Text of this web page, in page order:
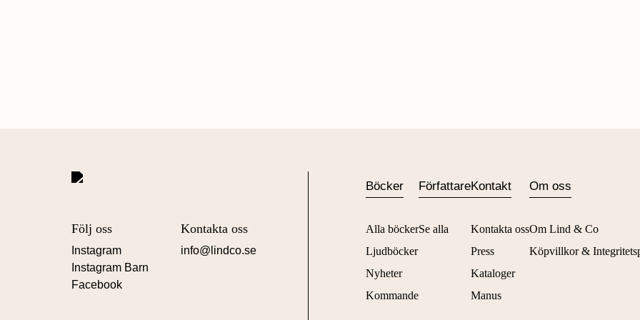
Kontakta oss
info@lindco.se
Följ oss
Instagram
Instagram Barn
Facebook
Böcker
Alla böcker
Ljudböcker
Nyheter
Kommande
Författare
Se alla
Kontakt
Kontakta oss
Press
Kataloger
Manus
Om oss
Om Lind & Co
Köpvillkor &